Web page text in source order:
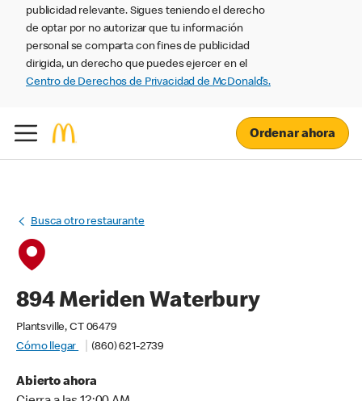
publicidad relevante. Sigues teniendo el derecho
de optar por no autorizar que tu información
personal se comparta con fines de publicidad
dirigida, un derecho que puedes ejercer en el
Centro de Derechos de Privacidad de McDonald’s.
Ordenar ahora
Busca otro restaurante
894 Meriden Waterbury
Plantsville, CT 06479
Cómo llegar
(860) 621-2739
Abierto ahora